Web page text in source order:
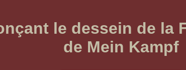
le dessein de la
de Mein Kampf